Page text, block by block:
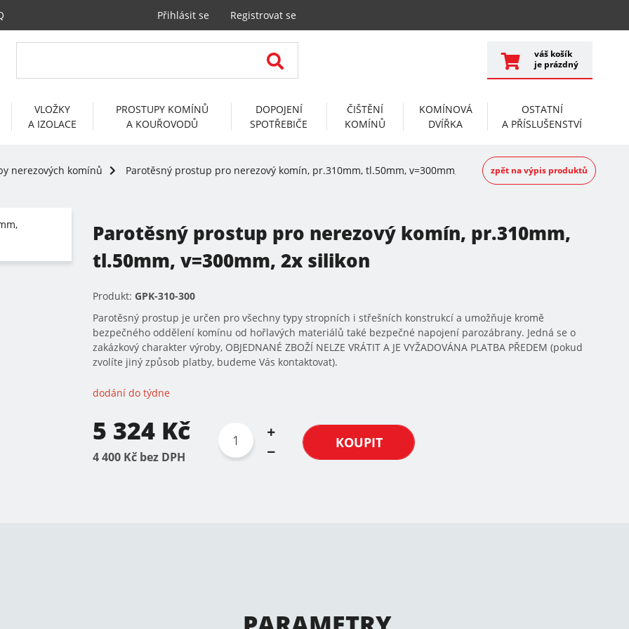
Přihlásit se Registrovat se
váš košík
je prázdný
VLOŽKY
A IZOLACE
PROSTUPY KOMÍNŮ
A KOUŘOVODŮ
DOPOJENÍ
SPOTŘEBIČE
ČIŠTĚNÍ
KOMÍNŮ
KOMÍNOVÁ
DVÍŘKA
OSTATNÍ
A PŘÍSLUŠENSTVÍ
nerezových komínů Parotěsný prostup pro nerezový komín, pr.310mm, tl.50mm, v=300mm, 2x silikonzpět na výpis produktů
Parotěsný prostup pro nerezový komín, pr.310mm,
tl.50mm, v=300mm, 2x silikon
Produkt: GPK-310-300
Parotěsný prostup je určen pro všechny typy stropních i střešních konstrukcí a umožňuje kromě
bezpečného oddělení komínu od hořlavých materiálů také bezpečné napojení parozábrany. Jedná se o
zakázkový charakter výroby, OBJEDNANÉ ZBOŽÍ NELZE VRÁTIT A JE VYŽADOVÁNA PLATBA PŘEDEM (pokud
zvolíte jiný způsob platby, budeme Vás kontaktovat).
dodání do týdne
5 324 Kč
4 400 Kč bez DPH
KOUPIT